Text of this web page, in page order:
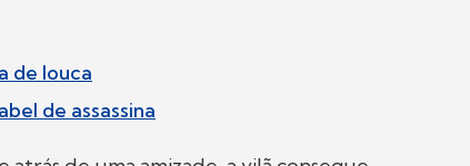
de louca
de assassina